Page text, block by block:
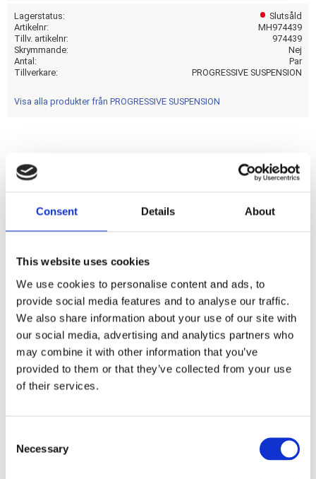
Consent Details About
This website uses cookies
We use cookies to personalise content and ads, to
provide social media features and to analyse our traffic.
We also share information about your use of our site with
our social media, advertising and analytics partners who
may combine it with other information that you’ve
provided to them or that they’ve collected from your use
of their services.
Necessary
Lagerstatus
Slutsåld
Artikelnr
MH974439
Tillv. artikelnr
974439
Skrymmande
Nej
Antal
Par
Tillverkare
PROGRESSIVE SUSPENSION
Visa alla produkter från PROGRESSIVE SUSPENSION
13 INCH; HEAVY DUTY; CHROME
Dela med dig
F
e
o
o
k
Omdömen
Du